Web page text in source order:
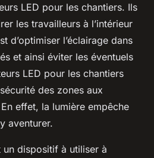
LED pour les chantiers. Ils
les travailleurs à l’intérieur
d’optimiser l’éclairage dans
et ainsi éviter les éventuels
LED pour les chantiers
des zones aux
effet, la lumière empêche
aventurer.
un dispositif à utiliser à